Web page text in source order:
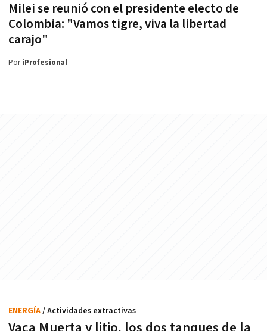
Milei se reunió con el presidente electo de
Colombia: "Vamos tigre, viva la libertad
carajo"
PoriProfesional
ENERGÍA/ Actividades extractivas